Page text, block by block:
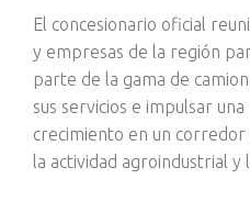
El concesionario oficial
y empresas de la región
parte de la gama de
sus servicios e impulsar
crecimiento en un
la actividad agroindustrial y